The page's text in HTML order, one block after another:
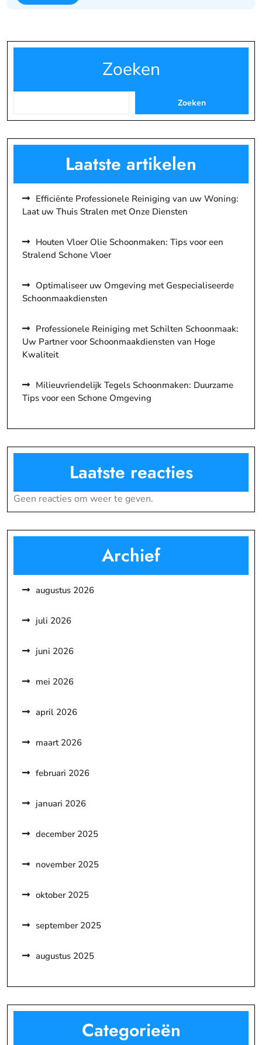
Zoeken
Zoeken
Laatste artikelen
Efficiënte Professionele Reiniging van uw Woning:
Laat uw Thuis Stralen met Onze Diensten
Houten Vloer Olie Schoonmaken: Tips voor een
Stralend Schone Vloer
Optimaliseer uw Omgeving met Gespecialiseerde
Schoonmaakdiensten
Professionele Reiniging met Schilten Schoonmaak:
Uw Partner voor Schoonmaakdiensten van Hoge
Kwaliteit
Milieuvriendelijk Tegels Schoonmaken: Duurzame
Tips voor een Schone Omgeving
Laatste reacties
Geen reacties om weer te geven.
Archief
augustus 2026
juli 2026
juni 2026
mei 2026
april 2026
maart 2026
februari 2026
januari 2026
december 2025
november 2025
oktober 2025
september 2025
augustus 2025
Categorieën